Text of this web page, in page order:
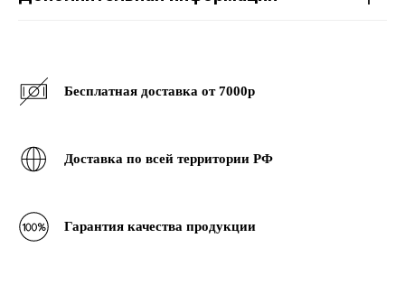
Бесплатная доставка от 7000р
Доставка по всей территории РФ
Гарантия качества продукции